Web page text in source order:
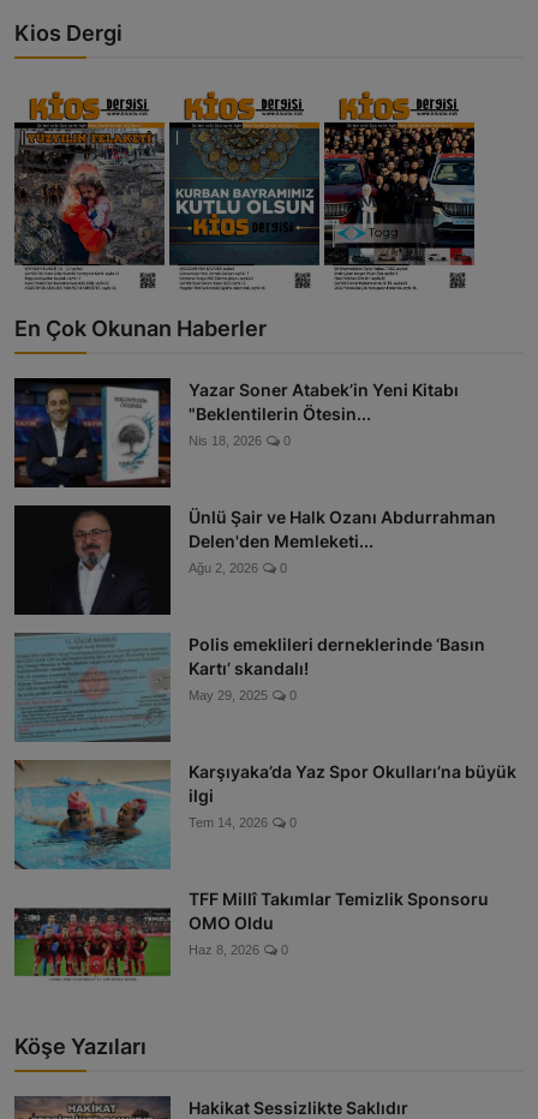
Kios Dergi
En Çok Okunan Haberler
Yazar Soner Atabek’in Yeni Kitabı
"Beklentilerin Ötesin...
Nis 18, 2026 0
Ünlü Şair ve Halk Ozanı Abdurrahman
Delen'den Memleketi...
Ağu 2, 2026 0
Polis emeklileri derneklerinde ‘Basın
Kartı’ skandalı!
May 29, 2025 0
Karşıyaka’da Yaz Spor Okulları’na büyük
ilgi
Tem 14, 2026 0
TFF Millî Takımlar Temizlik Sponsoru
OMO Oldu
Haz 8, 2026 0
Köşe Yazıları
Hakikat Sessizlikte Saklıdır